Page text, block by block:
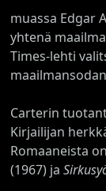
muassa Edgar
yhtenä
Times-lehti
Carterin
Kirjailijan
Romaaneista
(1967) ja